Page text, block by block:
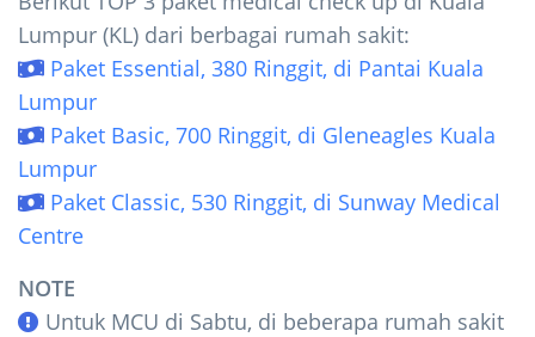
Lumpur (KL) dari berbagai rumah sakit:
Paket Essential, 380 Ringgit, di Pantai Kuala
Lumpur
Paket Basic, 700 Ringgit, di Gleneagles Kuala
Lumpur
Paket Classic, 530 Ringgit, di Sunway Medical
Centre
NOTE
Untuk MCU di Sabtu, di beberapa rumah sakit